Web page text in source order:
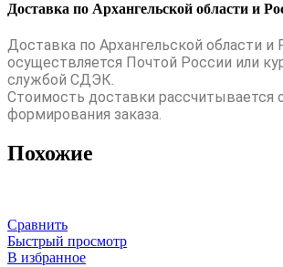
Доставка по Архангельской области и
Доставка по Архангельской области и
осуществляется Почтой России или
службой СДЭК.
Стоимость доставки рассчитывается
формирования заказа.
Похожие
Сравнить
Быстрый просмотр
В избранное